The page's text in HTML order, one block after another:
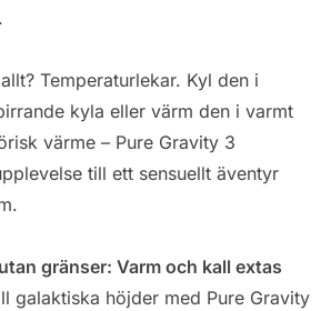
Temperaturlekar. Kyl den i
kyla eller värm den i varmt
värme – Pure Gravity 3
till ett sensuellt äventyr
gränser: Varm och kall extas
galaktiska höjder med Pure Gravity